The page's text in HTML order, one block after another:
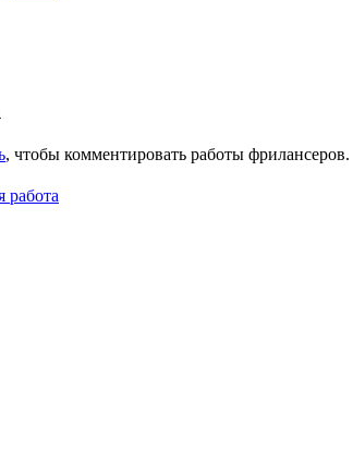
, чтобы комментировать работы фрилансеров.